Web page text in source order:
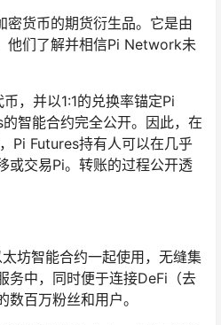
货币的期货衍生品。它是由
他们了解并相信Pi Network未
，并以1:1的兑换率锚定Pi
智能合约完全公开。因此，在
Pi Futures持有人可以在几乎
或交易Pi。转账的过程公开透
坊智能合约一起使用，无缝集
务中，同时便于连接DeFi（去
百万粉丝和用户。